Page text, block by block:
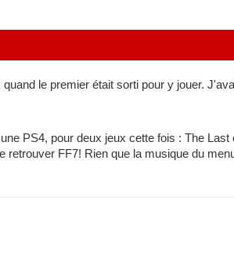
le premier était sorti pour y jouer.
PS4, pour deux jeux cette fois : The
retrouver FF7! Rien que la musique du